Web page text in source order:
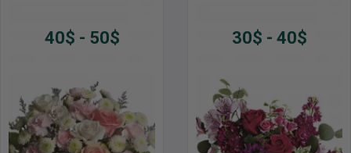
40$ - 50$ 30$ - 40$